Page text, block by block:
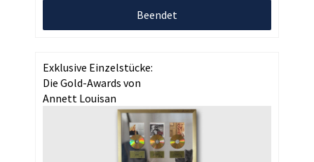
Beendet
Exklusive Einzelstücke:
Die Gold-Awards von
Annett Louisan